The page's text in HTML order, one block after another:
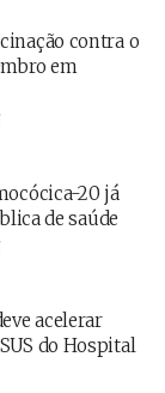
contra o
em
20 já
de saúde
acelerar
do Hospital